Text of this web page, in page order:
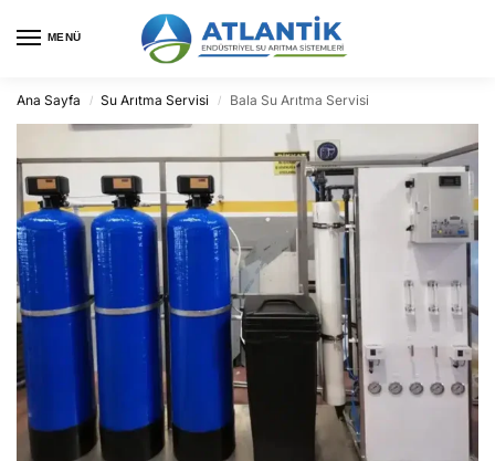
MENÜ
Ana Sayfa / Su Arıtma Servisi / Bala Su Arıtma Servisi